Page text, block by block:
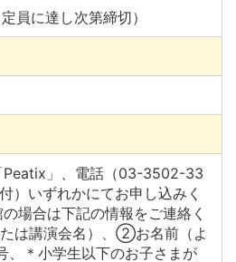
員に達し次第締切）
Peatix」、電話（03-3502-33
）いずれかにてお申し込みく
場合は下記の情報をご連絡く
は講演会名）、②お名前（よ
＊小学生以下のお子さまが